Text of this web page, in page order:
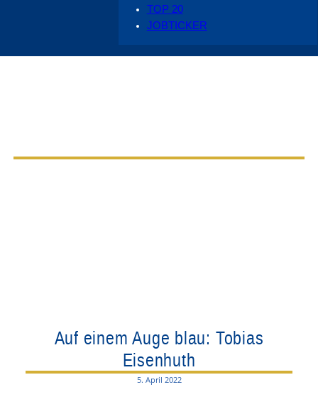
TOP 20
JOBTICKER
Auf einem Auge blau: Tobias
Eisenhuth
5. April 2022